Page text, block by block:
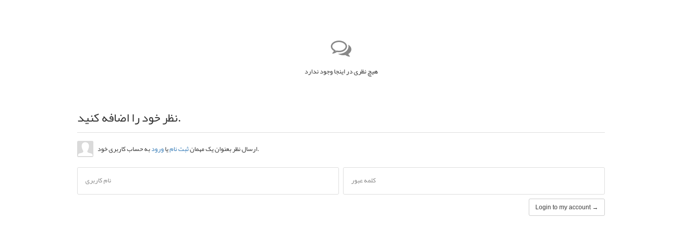
هیچ نظری در اینجا وجود ندارد
نظر خود را اضافه کنید.
ارسال نظر بعنوان یک مهمانثبت نامیاورود به حساب کاربری خود.
نام کاربری کلمه عبور
Login to my account →